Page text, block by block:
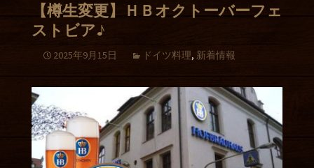
【樽生変更】ＨＢオクトーバーフェ
ストビア♪
2025年9月15日 ドイツ料理, 新着情報